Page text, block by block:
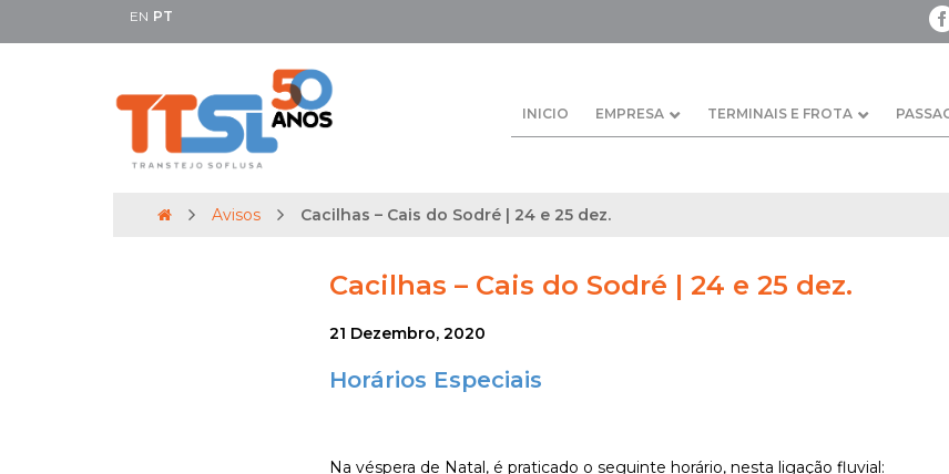
EN PT
INICIO EMPRESA TERMINAIS E FROTA
Avisos Cacilhas – Cais do Sodré | 24 e 25 dez.
Cacilhas – Cais do Sodré | 24 e 25 dez.
21 Dezembro, 2020
Horários Especiais
Na véspera de Natal, é praticado o seguinte horário, nesta ligação fluvial: